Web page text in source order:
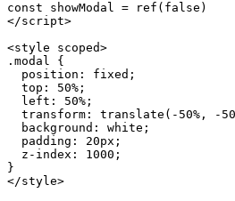
const showModal = ref ( false )
</script>
<style scoped>
. modal
{
position : fixed ;
top : 50% ;
left : 50% ;
transform : translate ( - 50% , - 50
background : white ;
padding : 20px ;
  z
- index : 1000 ;
}
</style>